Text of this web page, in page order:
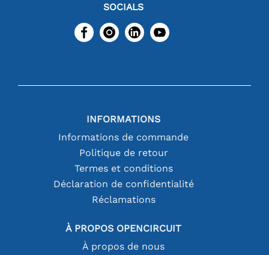
SOCIALS
INFORMATIONS
Informations de commande
Politique de retour
Termes et conditions
Déclaration de confidentialité
Réclamations
À PROPOS OPENCIRCUIT
À propos de nous